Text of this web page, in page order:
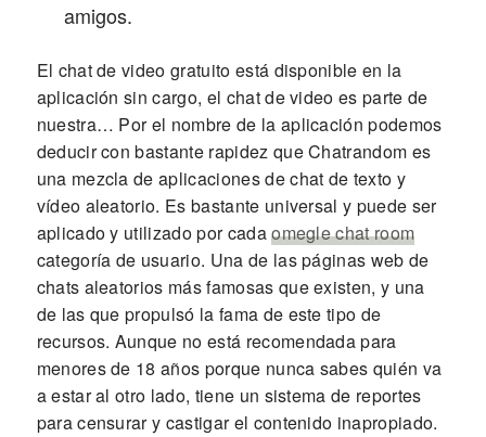
amigos.
El chat de video gratuito está disponible en la
aplicación sin cargo, el chat de video es parte de
nuestra… Por el nombre de la aplicación podemos
deducir con bastante rapidez que Chatrandom es
una mezcla de aplicaciones de chat de texto y
vídeo aleatorio. Es bastante universal y puede ser
aplicado y utilizado por cadaomegle chat room
categoría de usuario. Una de las páginas web de
chats aleatorios más famosas que existen, y una
de las que propulsó la fama de este tipo de
recursos. Aunque no está recomendada para
menores de 18 años porque nunca sabes quién va
a estar al otro lado, tiene un sistema de reportes
para censurar y castigar el contenido inapropiado.